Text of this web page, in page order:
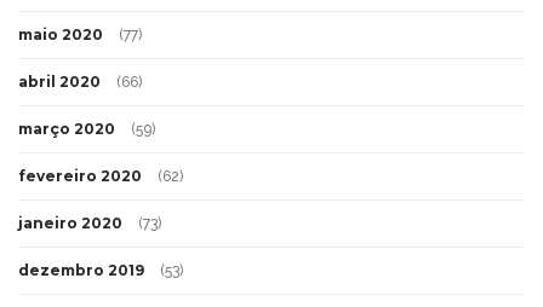
maio 2020 (77)
abril 2020 (66)
março 2020 (59)
fevereiro 2020 (62)
janeiro 2020 (73)
dezembro 2019 (53)